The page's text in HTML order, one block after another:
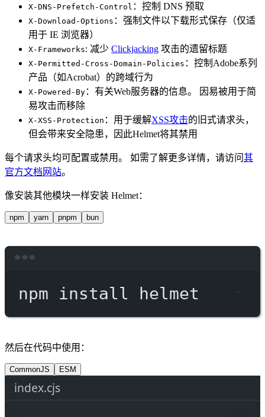
X-DNS-Prefetch-Control ：控制 DNS 预取
X-Download-Options ：强制文件以下载形式保存（仅适
用于 IE 浏览器）
X-Frameworks: 减少 Clickjacking 攻击的遗留标题
X-Permitted-Cross-Domain-Policies ：控制Adobe系列
产品（如Acrobat）的跨域行为
X-Powered-By ：有关Web服务器的信息。 因易被用于简
易攻击而移除
X-XSS-Protection ：用于缓解XSS攻击的旧式请求头，
但会带来安全隐患，因此Helmet将其禁用
每个请求头均可配置或禁用。 如需了解更多详情，请访问其
官方文档网站。
像安装其他模块一样安装 Helmet：
npm yarn pnpm bun
npm install helmet
然后在代码中使用：
CommonJS ESM
index.cjs